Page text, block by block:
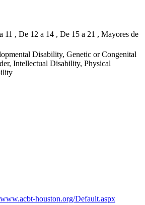
11 , De 12 a 14 , De 15 a 21 , Mayores de
Disability, Genetic or Congenital
Intellectual Disability, Physical
houston.org/Default.aspx